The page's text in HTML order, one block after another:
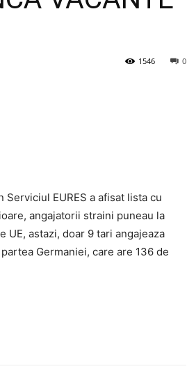
0
1546
EURES a afisat lista cu
angajatorii straini puneau la
astazi, doar 9 tari angajeaza
Germaniei, care are 136 de